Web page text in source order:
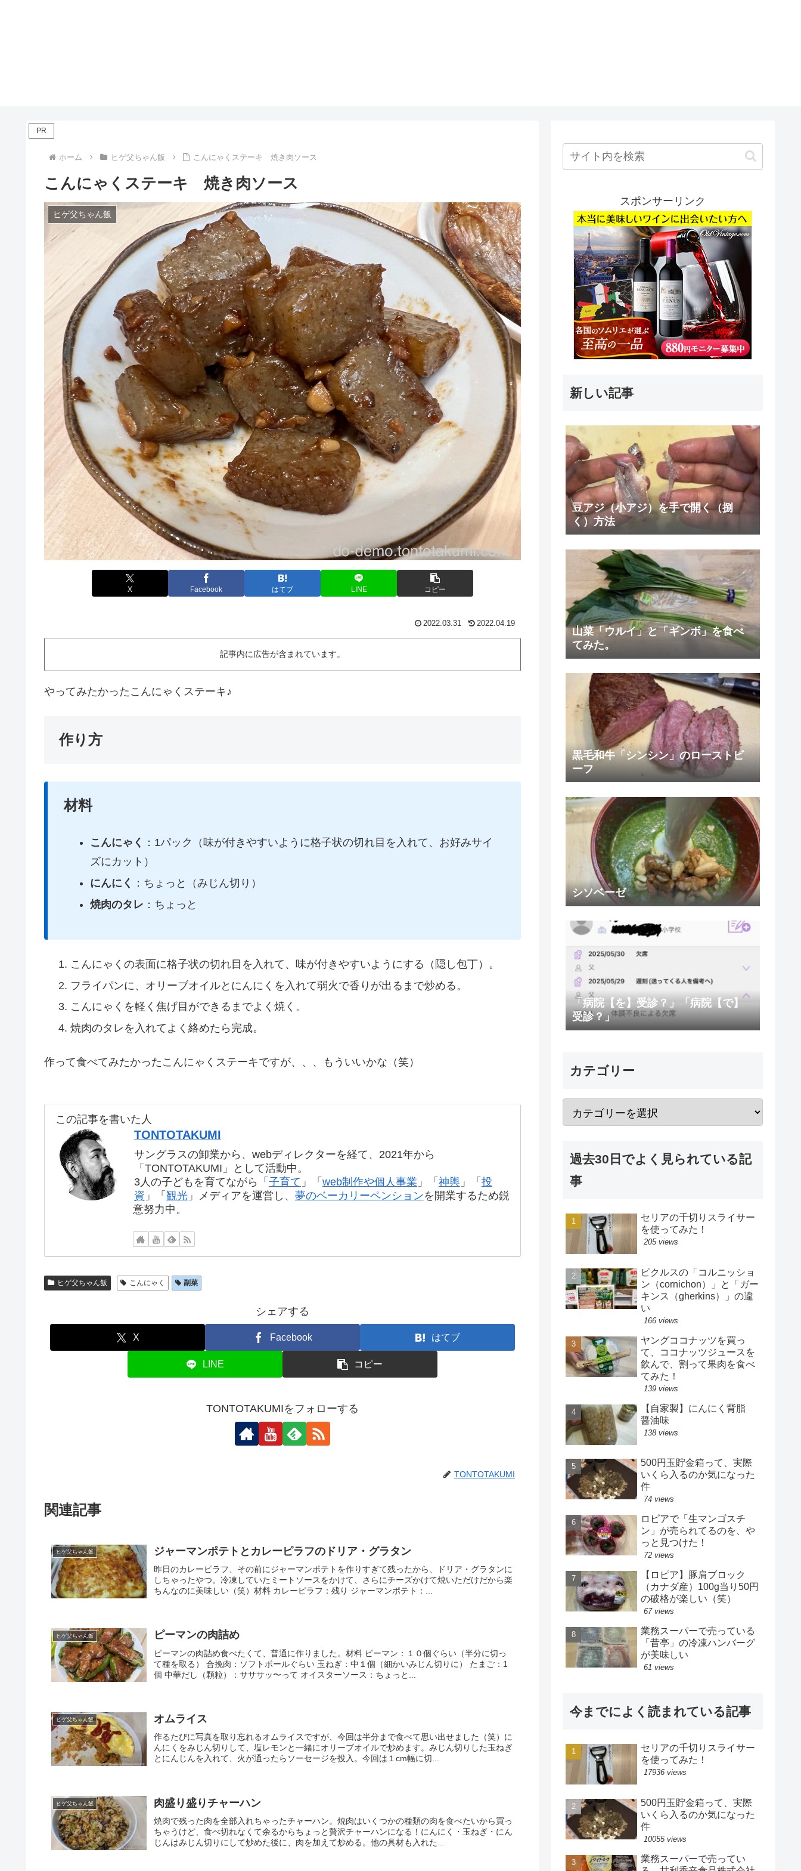
PR
ホーム ヒゲ父ちゃん飯 こんにゃくステーキ 焼き肉ソース
こんにゃくステーキ 焼き肉ソース
ヒゲ父ちゃん飯
X Facebook はてブ LINE コピー
2022.03.31 2022.04.19
記事内に広告が含まれています。
やってみたかったこんにゃくステーキ♪
作り方
材料
こんにゃく
：1パック（味が付きやすいように格子状の切れ目を入れて、お好みサイ
ズにカット）
にんにく
：ちょっと（みじん切り）
焼肉のタレ ：ちょっと
こんにゃくの表面に格子状の切れ目を入れて、味が付きやすいようにする（隠し包丁）。
フライパンに、オリーブオイルとにんにくを入れて弱火で香りが出るまで炒める。
こんにゃくを軽く焦げ目ができるまでよく焼く。
焼肉のタレを入れてよく絡めたら完成。
作って食べてみたかったこんにゃくステーキですが、、、もういいかな（笑）
この記事を書いた人
TONTOTAKUMI
サングラスの卸業から、webディレクターを経て、2021年から
「TONTOTAKUMI」として活動中。
3人の子どもを育てながら「 子育て 」「 web制作や個人事業 」「 神輿」「 投
資 」「 観光」メディアを運営し、 夢のベーカリーペンションを開業するため鋭
意努力中。
ヒゲ父ちゃん飯 こんにゃく 副菜
シェアする
X Facebook はてブ
LINE コピー
TONTOTAKUMIをフォローする
TONTOTAKUMI
関連記事
ヒゲ父ちゃん飯 ジャーマンポテトとカレーピラフのドリア・グラタン
昨日のカレーピラフ、その前にジャーマンポテトを作りすぎて残ったから、ドリア・グラタンに
しちゃったやつ。冷凍していたミートソースをかけて、さらにチーズかけて焼いただけだから楽
ちんなのに美味しい（笑）材料 カレーピラフ：残り ジャーマンポテト：...
ヒゲ父ちゃん飯 ピーマンの肉詰め
ピーマンの肉詰め食べたくて、普通に作りました。材料 ピーマン：１０個ぐらい（半分に切っ
て種を取る） 合挽肉：ソフトボールぐらい 玉ねぎ：中１個（細かいみじん切りに） たまご：1
個 中華だし（顆粒）：サササッ〜って オイスターソース：ちょっと...
ヒゲ父ちゃん飯 オムライス
作るたびに写真を取り忘れるオムライスですが、今回は半分まで食べて思い出せました（笑）に
んにくをみじん切りして、塩レモンと一緒にオリーブオイルで炒めます。みじん切りした玉ねぎ
とにんじんを入れて、火が通ったらソーセージを投入。今回は１cm幅に切...
ヒゲ父ちゃん飯 肉盛り盛りチャーハン
焼肉で残った肉を全部入れちゃったチャーハン。焼肉はいくつかの種類の肉を食べたいから買っ
ちゃうけど、食べ切れなくて余るからちょっと贅沢チャーハンになる！にんにく・玉ねぎ・にん
じんはみじん切りにして炒めた後に、肉を加えて炒める。他の具材も入れた...
スポンサーリンク
新しい記事
豆アジ（小アジ）を手で開く（捌
く）方法
山菜「ウルイ」と「ギンボ」を食べ
てみた。
黒毛和牛「シンシン」のローストビ
ーフ
シソベーゼ
「病院【を】受診？」「病院【で】
受診？」
カテゴリー
過去30日でよく見られている記
事
セリアの千切りスライサー
を使ってみた！
205 views
ピクルスの「コルニッショ
ン（cornichon）」と「ガー
キンス（gherkins）」の違
い
166 views
ヤングココナッツを買っ
て、ココナッツジュースを
飲んで、割って果肉を食べ
てみた！
139 views
【自家製】にんにく背脂
醤油味
138 views
500円玉貯金箱って、実際
いくら入るのか気になった
件
74 views
ロピアで「生マンゴスチ
ン」が売られてるのを、や
っと見つけた！
72 views
【ロピア】豚肩ブロック
（カナダ産）100g当り50円
の破格が楽しい（笑）
67 views
業務スーパーで売っている
「昔亭」の冷凍ハンバーグ
が美味しい
61 views
今までによく読まれている記事
セリアの千切りスライサー
を使ってみた！
17936 views
500円玉貯金箱って、実際
いくら入るのか気になった
件
10055 views
業務スーパーで売ってい